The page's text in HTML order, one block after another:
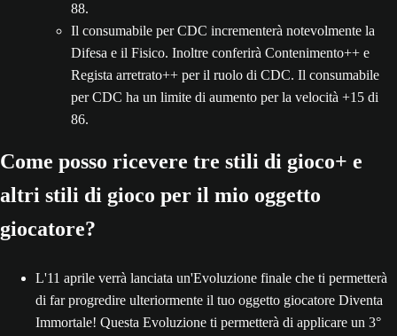
88.
Il consumabile per CDC incrementerà notevolmente la
Difesa e il Fisico. Inoltre conferirà Contenimento++ e
Regista arretrato++ per il ruolo di CDC. Il consumabile
per CDC ha un limite di aumento per la velocità +15 di
86.
Come posso ricevere tre stili di gioco+ e
altri stili di gioco per il mio oggetto
giocatore?
L'11 aprile verrà lanciata un'Evoluzione finale che ti permetterà
di far progredire ulteriormente il tuo oggetto giocatore Diventa
Immortale! Questa Evoluzione ti permetterà di applicare un 3°